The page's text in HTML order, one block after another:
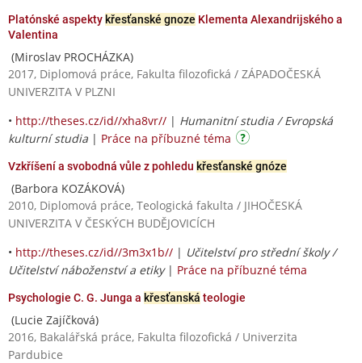
Platónské aspektykřesťanské gnoze Klementa Alexandrijského a
Valentina
(Miroslav PROCHÁZKA)
2017, Diplomová práce, Fakulta filozofická / ZÁPADOČESKÁ
UNIVERZITA V PLZNI
• http://theses.cz/id//xha8vr// | Humanitní studia / Evropská
kulturní studia | Práce na příbuzné téma
Vzkříšení a svobodná vůle z pohledu křesťanské gnóze
(Barbora KOZÁKOVÁ)
2010, Diplomová práce, Teologická fakulta / JIHOČESKÁ
UNIVERZITA V ČESKÝCH BUDĚJOVICÍCH
• http://theses.cz/id//3m3x1b// | Učitelství pro střední školy /
Učitelství náboženství a etiky| Práce na příbuzné téma
Psychologie C. G. Junga a křesťanská teologie
(Lucie Zajíčková)
2016, Bakalářská práce, Fakulta filozofická / Univerzita
Pardubice